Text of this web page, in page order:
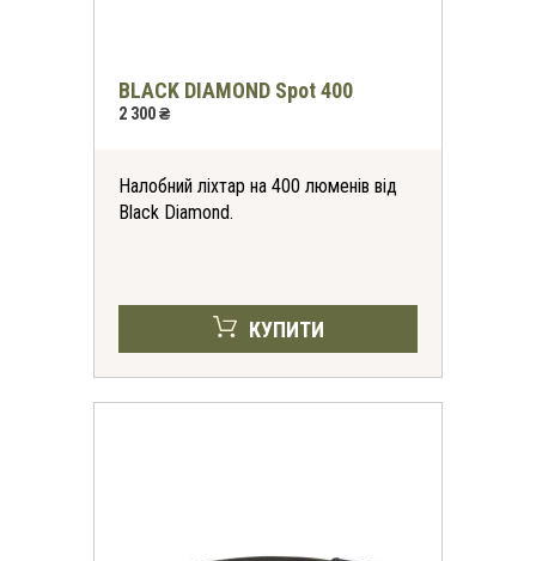
BLACK DIAMOND Spot 400
2 300 ₴
Налобний ліхтар на 400 люменів від
Black Diamond.
КУПИТИ